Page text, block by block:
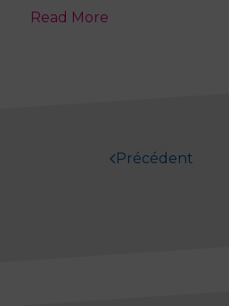
Read More
Précédent